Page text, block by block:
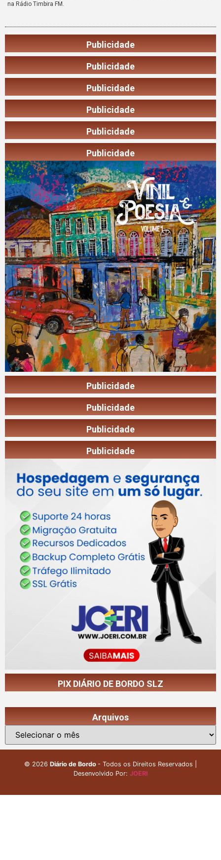
na Rádio Timbira FM.
Publicidade
Publicidade
Publicidade
Publicidade
Publicidade
Publicidade
Publicidade
Publicidade
Publicidade
Publicidade
PIX DIÁRIO DE BORDO SLZ
Arquivos
© 2026 Diário de Bordo - Todos os Direitos Reservados |
Desenvolvido Por: JOERI